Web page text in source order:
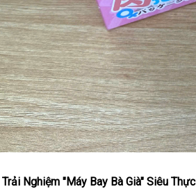
Nghiệm "Máy Bay Bà Già" Siêu Thực